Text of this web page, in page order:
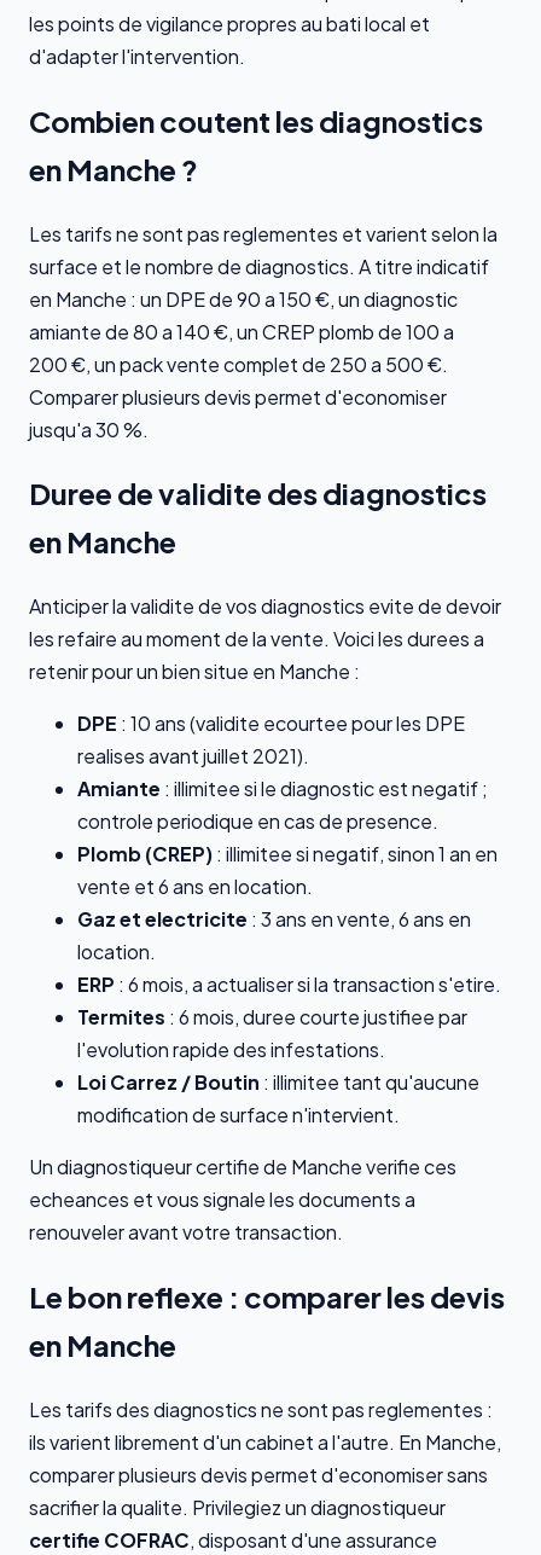
les points de vigilance propres au bati local et
d'adapter l'intervention.
Combien coutent les diagnostics
en Manche ?
Les tarifs ne sont pas reglementes et varient selon la
surface et le nombre de diagnostics. A titre indicatif
en Manche : un DPE de 90 a 150 €, un diagnostic
amiante de 80 a 140 €, un CREP plomb de 100 a
200 €, un pack vente complet de 250 a 500 €.
Comparer plusieurs devis permet d'economiser
jusqu'a 30 %.
Duree de validite des diagnostics
en Manche
Anticiper la validite de vos diagnostics evite de devoir
les refaire au moment de la vente. Voici les durees a
retenir pour un bien situe en Manche :
DPE : 10 ans (validite ecourtee pour les DPE
realises avant juillet 2021).
Amiante : illimitee si le diagnostic est negatif ;
controle periodique en cas de presence.
Plomb (CREP): illimitee si negatif, sinon 1 an en
vente et 6 ans en location.
Gaz et electricite : 3 ans en vente, 6 ans en
location.
ERP : 6 mois, a actualiser si la transaction s'etire.
Termites : 6 mois, duree courte justifiee par
l'evolution rapide des infestations.
Loi Carrez / Boutin : illimitee tant qu'aucune
modification de surface n'intervient.
Un diagnostiqueur certifie de Manche verifie ces
echeances et vous signale les documents a
renouveler avant votre transaction.
Le bon reflexe : comparer les devis
en Manche
Les tarifs des diagnostics ne sont pas reglementes :
ils varient librement d'un cabinet a l'autre. En Manche,
comparer plusieurs devis permet d'economiser sans
sacrifier la qualite. Privilegiez un diagnostiqueur
certifie COFRAC, disposant d'une assurance